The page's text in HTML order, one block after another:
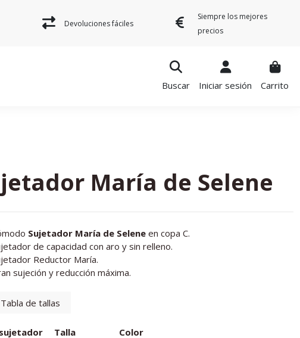
Devoluciones fáciles
Siempre los mejores
precios
Buscar Iniciar sesión Carrito
María de Selene
Sujetador María de Seleneen copa C.
de capacidad con aro y sin relleno.
Reductor María.
sujeción y reducción máxima.
Tabla de tallas
Talla
Color